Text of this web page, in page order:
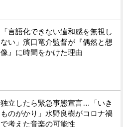
「言語化できない違和感を無視し
ない」濱口竜介監督が『偶然と想
像』に時間をかけた理由
独立したら緊急事態宣言…「いき
ものがかり」水野良樹がコロナ禍
で考えた音楽の可能性